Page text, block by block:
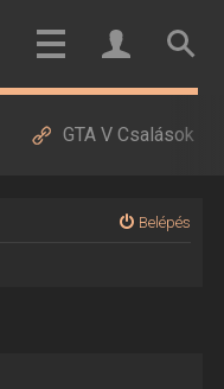
GTA V Csalások
Belépés